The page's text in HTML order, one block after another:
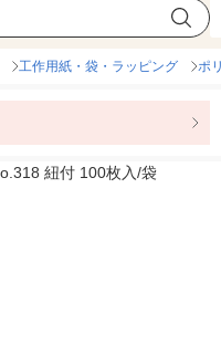
工作用紙・袋・ラッピング ポ